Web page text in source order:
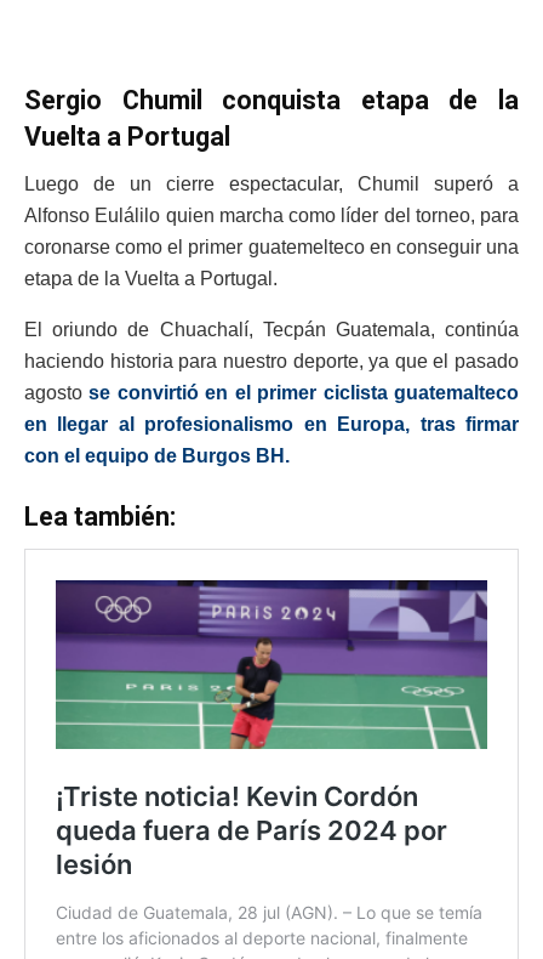
Sergio Chumil conquista etapa de la
Vuelta a Portugal
Luego de un cierre espectacular, Chumil superó a
Alfonso Eulálilo quien marcha como líder del torneo, para
coronarse como el primer guatemelteco en conseguir una
etapa de la Vuelta a Portugal.
El oriundo de Chuachalí, Tecpán Guatemala, continúa
haciendo historia para nuestro deporte, ya que el pasado
agosto se convirtió en el primer ciclista guatemalteco
en llegar al profesionalismo en Europa, tras firmar
con el equipo de Burgos BH.
Lea también: